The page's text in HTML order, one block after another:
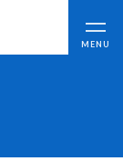
MENU
CLOSE